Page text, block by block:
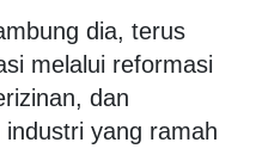
dia, terus
melalui reformasi
dan
yang ramah